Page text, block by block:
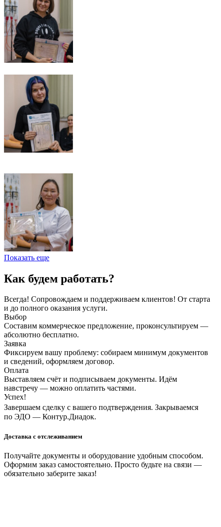
Показать еще
Как будем работать?
Всегда! Сопровождаем и поддерживаем клиентов! От старта
и до полного оказания услуги.
Выбор
Составим коммерческое предложение, проконсультируем —
абсолютно бесплатно.
Заявка
Фиксируем вашу проблему: собираем минимум документов
и сведений, оформляем договор.
Оплата
Выставляем счёт и подписываем документы. Идём
навстречу — можно оплатить частями.
Успех!
Завершаем сделку с вашего подтверждения. Закрываемся
по ЭДО — Контур.Диадок.
Доставка с отслеживанием
Получайте документы и оборудование удобным способом.
Оформим заказ самостоятельно. Просто будьте на связи —
обязательно заберите заказ!